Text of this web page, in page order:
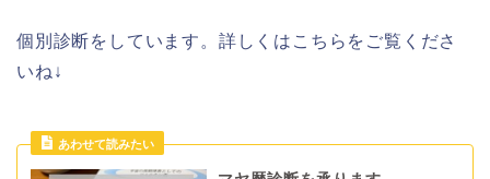
個別診断をしています。詳しくはこちらをご覧くださ
いね↓